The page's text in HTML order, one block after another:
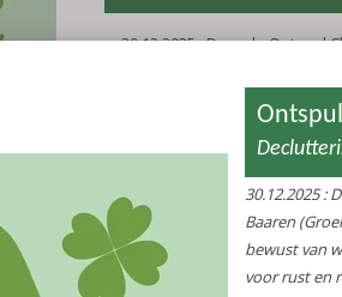
30.12.2025 : Door de Ontspul
Gelukkig) word je (meer)
spullen met je doen.
rust en ruimte in jouw huis.
English follows the Dutch text
Ook kun je vaak iemand
met jouw oude spullen, zo
tweede leven. Met de
Herwaarderen' van de